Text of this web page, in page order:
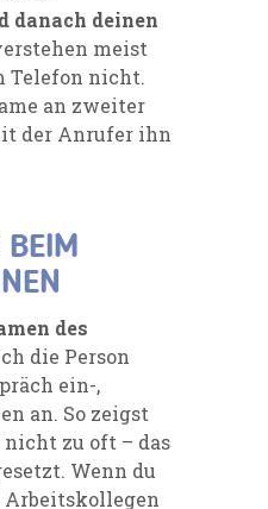
danach deinen
meist
Telefon nicht.
an zweiter
der Anrufer ihn
BEIM
des
die Person
ein-,
an. So zeigst
nicht zu oft – das
Wenn du
Arbeitskollegen